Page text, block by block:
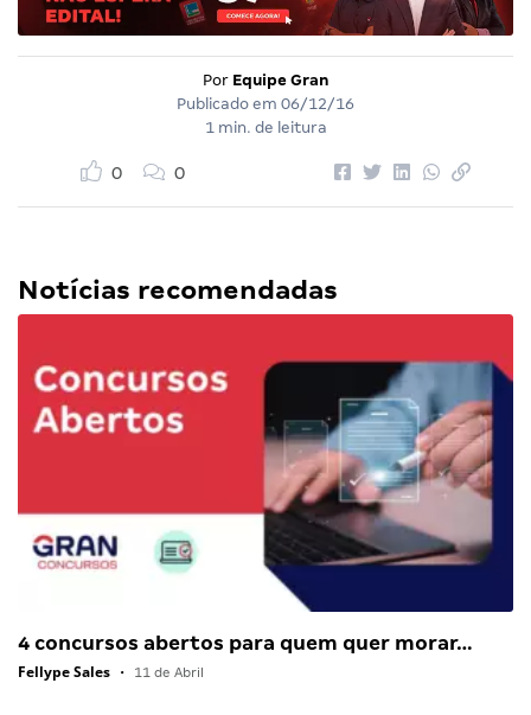
Por Equipe Gran
Publicado em 06/12/16
1 min. de leitura
0 0
Notícias recomendadas
4 concursos abertos para quem quer morar…
Fellype Sales • 11 de Abril